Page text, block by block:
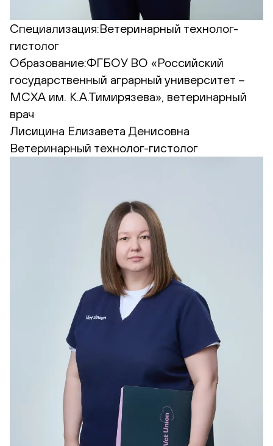
Специализация:Ветеринарный технолог-
гистолог
Образование:ФГБОУ ВО «Российский
государственный аграрный университет –
МСХА им. К.А.Тимирязева», ветеринарный
врач
Лисицина Елизавета Денисовна
Ветеринарный технолог-гистолог